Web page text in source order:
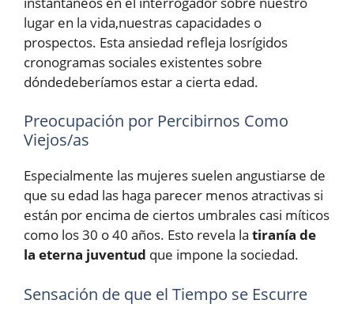
lugar en la vida,nuestras capacidades o
prospectos. Esta ansiedad refleja losrígidos
cronogramas sociales existentes sobre
dóndedeberíamos estar a cierta edad.
Preocupación por Percibirnos Como
Viejos/as
Especialmente las mujeres suelen angustiarse de
que su edad las haga parecer menos atractivas si
están por encima de ciertos umbrales casi míticos
como los 30 o 40 años. Esto revela la tiranía de
la eterna juventud que impone la sociedad.
Sensación de que el Tiempo se Escurre